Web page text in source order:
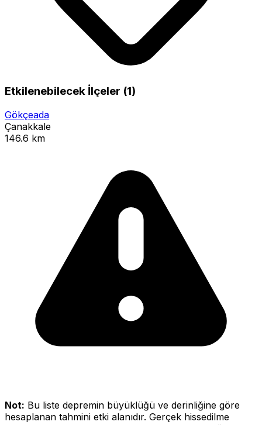
Etkilenebilecek İlçeler (1)
Gökçeada
Çanakkale
146.6 km
Not: Bu liste depremin büyüklüğü ve derinliğine göre
hesaplanan tahmini etki alanıdır. Gerçek hissedilme